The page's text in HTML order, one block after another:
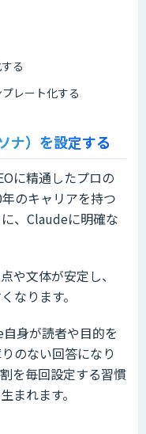
る
レート化する
ナ）を設定する
に精通したプロの
のキャリアを持つ
、Claudeに明確な
や文体が安定し、
なります。
身が読者や目的を
のない回答になり
を毎回設定する習慣
まれます。